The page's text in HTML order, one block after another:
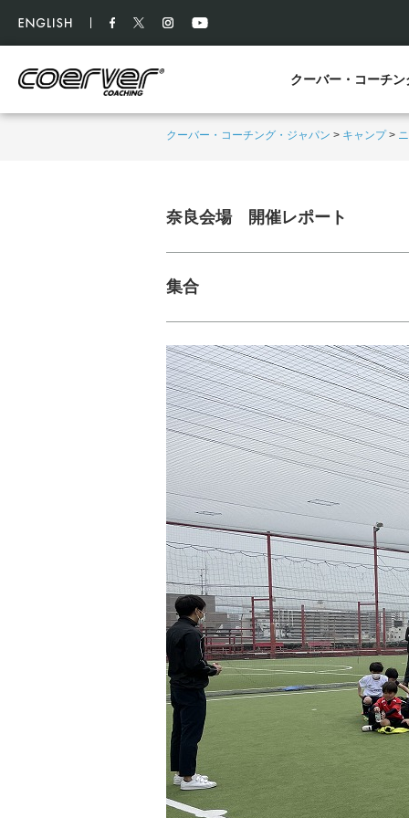
クーバー・コーチン
クーバー・コーチング・ジャパン > キャンプ>
奈良会場 開催レポート
集合